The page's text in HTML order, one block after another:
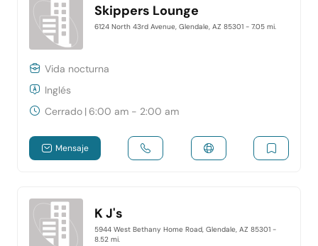
Skippers Lounge
6124 North 43rd Avenue, Glendale, AZ 85301 - 7.05 mi.
Vida nocturna
Inglés
Cerrado |6:00 am - 2:00 am
Mensaje
K J's
5944 West Bethany Home Road, Glendale, AZ 85301 -
8.52 mi.